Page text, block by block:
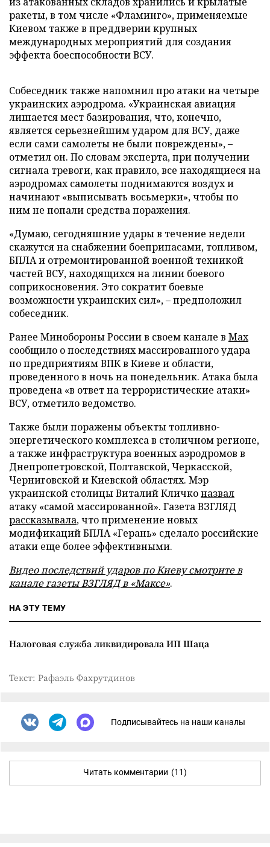
ракеты, в том числе «Фламинго», применяемые
Киевом также в преддверии крупных
международных мероприятий для создания
эффекта боеспособности ВСУ.
Собеседник также напомнил про атаки на четыре
украинских аэродрома. «Украинская авиация
лишается мест базирования, что, конечно,
является серьезнейшим ударом для ВСУ, даже
если сами самолеты не были повреждены», –
отметил он. По словам эксперта, при получении
сигнала тревоги, как правило, все находящиеся на
аэродромах самолеты поднимаются воздух и
начинают «выписывать восьмерки», чтобы по
ним не попали средства поражения.
«Думаю, сегодняшние удары в течение недели
скажутся на снабжении боеприпасами, топливом,
БПЛА и отремонтированной военной техникой
частей ВСУ, находящихся на линии боевого
соприкосновения. Это сократит боевые
возможности украинских сил», – предположил
собеседник.
Ранее Минобороны России в своем канале в Max
сообщило о последствиях массированного удара
по предприятиям ВПК в Киеве и области,
проведенного в ночь на понедельник. Атака была
проведена «в ответ на террористические атаки»
ВСУ, отметило ведомство.
Также были поражены объекты топливно-
энергетического комплекса в столичном регионе,
а также инфраструктура военных аэродромов в
Днепропетровской, Полтавской, Черкасской,
Черниговской и Киевской областях. Мэр
украинской столицы Виталий Кличконазвал
атаку «самой массированной». Газета ВЗГЛЯД
рассказывала, что применение новых
модификаций БПЛА «Герань» сделало российские
атаки еще более эффективными.
Видео последствий ударов по Киеву смотрите в
канале газеты ВЗГЛЯД в «Максе».
НА ЭТУ ТЕМУ
Налоговая служба ликвидировала ИП Шаца
Текст: Рафаэль Фахрутдинов
Подписывайтесь на наши каналы
Читать комментарии (11)